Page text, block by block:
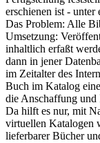
erschienen ist - unter
Das Problem: Alle
Umsetzung:
inhaltlich erfaßt
dann in jener
im Zeitalter des
Buch im Katalog
die Anschaffung und
Da hilft es nur, mit
virtuellen Katalogen
lieferbarer Bücher